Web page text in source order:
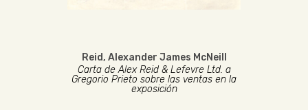
Reid, Alexander James McNeill
Carta de Alex Reid & Lefevre Ltd. a
Gregorio Prieto sobre las ventas en la
exposición